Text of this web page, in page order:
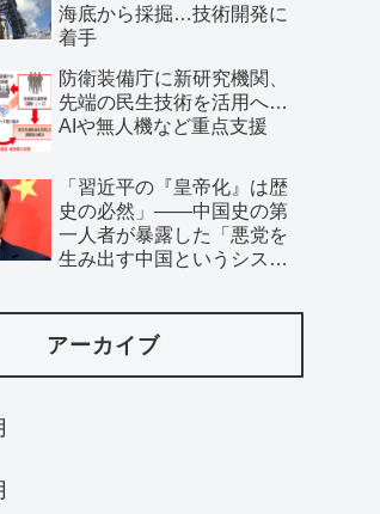
海底から採掘…技術開発に
着手
防衛装備庁に新研究機関、
先端の民生技術を活用へ…
AIや無人機など重点支援
「習近平の『皇帝化』は歴
史の必然」――中国史の第
一人者が暴露した「悪党を
生み出す中国というシステ
アーカイブ